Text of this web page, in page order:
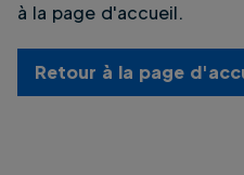
à la page d'accueil.
Retour à la page